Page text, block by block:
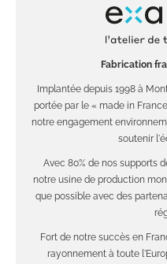
Fabrication
Implantée depuis 1998 à
portée par le « made in
notre engagement
soutenir
Avec 80% de nos supports
notre usine de production
que possible avec des
Fort de notre succès en
rayonnement à toute